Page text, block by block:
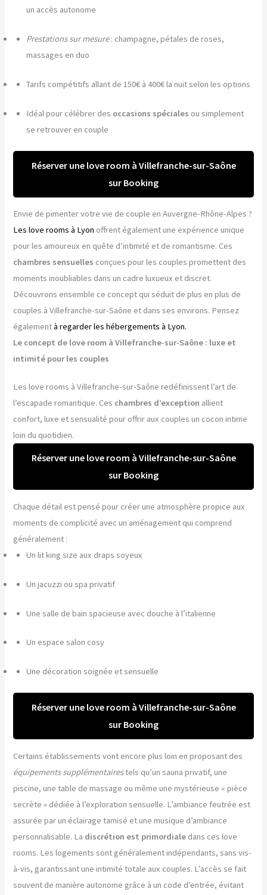
un accès autonome
Prestations sur mesure: champagne, pétales de roses,
massages en duo
Tarifs compétitifs allant de 150€ à 400€ la nuit selon les options
Idéal pour célébrer des occasions spéciales ou simplement
se retrouver en couple
Réserver une love room à Villefranche-sur-Saône
sur Booking
Envie de pimenter votre vie de couple en Auvergne-Rhône-Alpes ?
Les love rooms à Lyon offrent également une expérience unique
pour les amoureux en quête d’intimité et de romantisme. Ces
chambres sensuelles conçues pour les couples promettent des
moments inoubliables dans un cadre luxueux et discret.
Découvrons ensemble ce concept qui séduit de plus en plus de
couples à Villefranche-sur-Saône et dans ses environs. Pensez
égalementà regarder les hébergements à Lyon.
Le concept de love room à Villefranche-sur-Saône : luxe et
intimité pour les couples
Les love rooms à Villefranche-sur-Saône redéfinissent l’art de
l’escapade romantique. Ces chambres d’exception allient
confort, luxe et sensualité pour offrir aux couples un cocon intime
loin du quotidien.
Réserver une love room à Villefranche-sur-Saône
sur Booking
Chaque détail est pensé pour créer une atmosphère propice aux
moments de complicité avec un aménagement qui comprend
généralement :
Un lit king size aux draps soyeux
Un jacuzzi ou spa privatif
Une salle de bain spacieuse avec douche à l’italienne
Un espace salon cosy
Une décoration soignée et sensuelle
Réserver une love room à Villefranche-sur-Saône
sur Booking
Certains établissements vont encore plus loin en proposant des
équipements supplémentairestels qu’un sauna privatif, une
piscine, une table de massage ou même une mystérieuse « pièce
secrète » dédiée à l’exploration sensuelle. L’ambiance feutrée est
assurée par un éclairage tamisé et une musique d’ambiance
personnalisable. La discrétion est primordiale dans ces love
rooms. Les logements sont généralement indépendants, sans vis-
à-vis, garantissant une intimité totale aux couples. L’accès se fait
souvent de manière autonome grâce à un code d’entrée, évitant